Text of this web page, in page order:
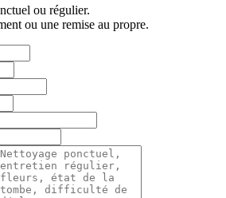
ou régulier.
ou une remise au propre.